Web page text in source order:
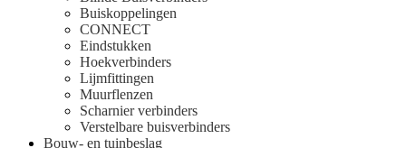
Buiskoppelingen
CONNECT
Eindstukken
Hoekverbinders
Lijmfittingen
Muurflenzen
Scharnier verbinders
Verstelbare buisverbinders
Bouw- en tuinbeslag